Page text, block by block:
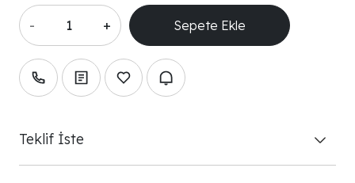
- +
Teklif İste